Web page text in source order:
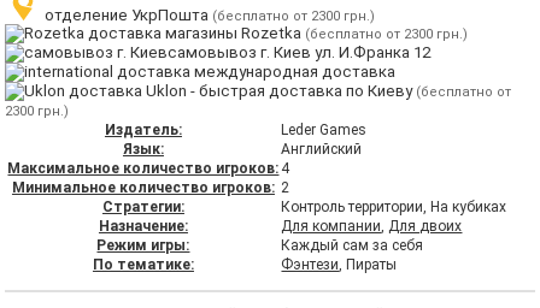
отделение УкрПошта (бесплатно от 2300 грн.)
магазины Rozetka (бесплатно от 2300 грн.)
самовывоз г. Киев ул. И.Франка 12
международная доставка
Uklon - быстрая доставка по Киеву (бесплатно от
2300 грн.)
Издатель:
Leder Games
Язык:
Английский
Максимальное количество игроков: 4
Минимальное количество игроков: 2
Стратегии:
Контроль территории, На кубиках
Назначение:
Для компании,Для двоих
Режим игры:
Каждый сам за себя
По тематике:
Фэнтези, Пираты